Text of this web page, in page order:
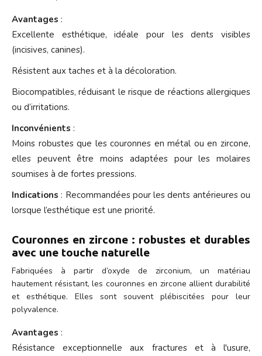
Avantages :
Excellente esthétique, idéale pour les dents visibles
(incisives, canines).
Résistent aux taches et à la décoloration.
Biocompatibles, réduisant le risque de réactions allergiques
ou d’irritations.
Inconvénients :
Moins robustes que les couronnes en métal ou en zircone,
elles peuvent être moins adaptées pour les molaires
soumises à de fortes pressions.
Indications : Recommandées pour les dents antérieures ou
lorsque l’esthétique est une priorité.
Couronnes en zircone : robustes et durables
avec une touche naturelle
Fabriquées à partir d’oxyde de zirconium, un matériau
hautement résistant, les couronnes en zircone allient durabilité
et esthétique. Elles sont souvent plébiscitées pour leur
polyvalence.
Avantages :
Résistance exceptionnelle aux fractures et à l'usure,